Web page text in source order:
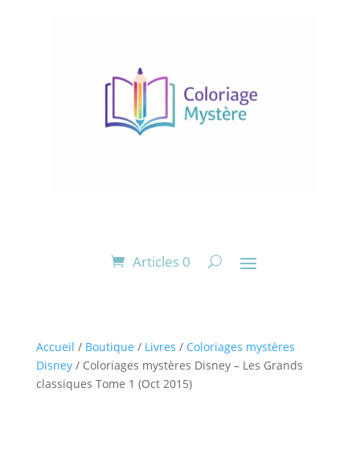
Articles 0
Accueil / Boutique / Livres / Coloriages mystères
Disney/ Coloriages mystères Disney – Les Grands
classiques Tome 1 (Oct 2015)